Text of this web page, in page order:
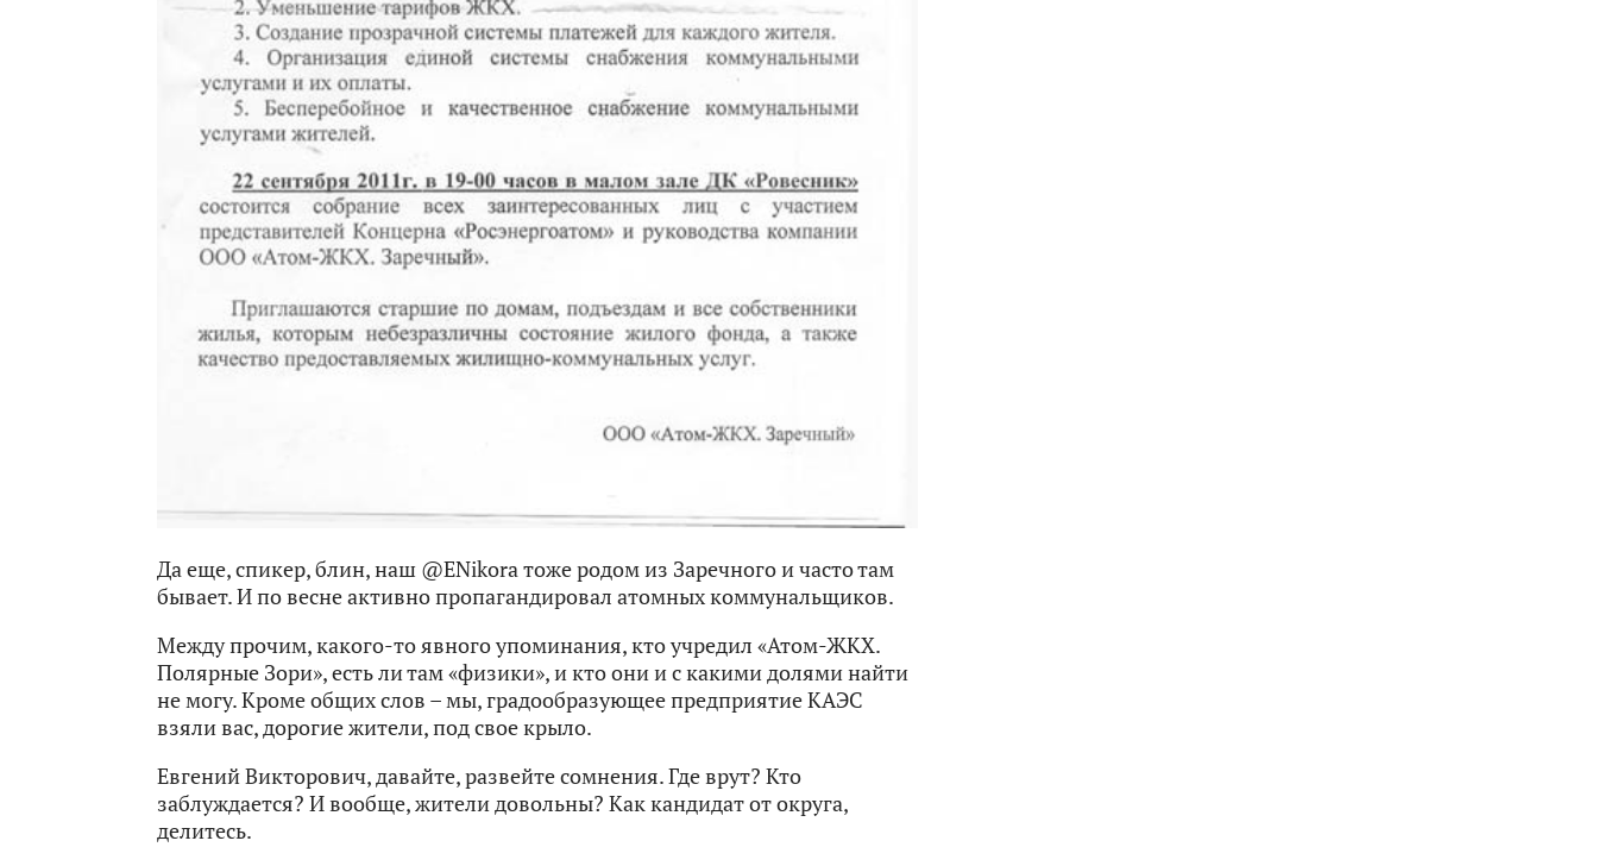
Да еще, спикер, блин, наш @ENikora тоже родом из Заречного и часто там
бывает. И по весне активно пропагандировал атомных коммунальщиков.
Между прочим, какого-то явного упоминания, кто учредил «Атом-ЖКХ.
Полярные Зори», есть ли там «физики», и кто они и с какими долями найти
не могу. Кроме общих слов – мы, градообразующее предприятие КАЭС
взяли вас, дорогие жители, под свое крыло.
Евгений Викторович, давайте, развейте сомнения. Где врут? Кто
заблуждается? И вообще, жители довольны? Как кандидат от округа,
делитесь.